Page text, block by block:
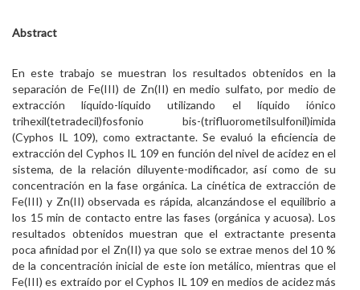
Abstract
En este trabajo se muestran los resultados obtenidos en la
separación de Fe(III) de Zn(II) en medio sulfato, por medio de
extracción líquido-líquido utilizando el líquido iónico
trihexil(tetradecil)fosfonio bis-(trifluorometilsulfonil)imida
(Cyphos IL 109), como extractante. Se evaluó la eficiencia de
extracción del Cyphos IL 109 en función del nivel de acidez en el
sistema, de la relación diluyente-modificador, así como de su
concentración en la fase orgánica. La cinética de extracción de
Fe(III) y Zn(II) observada es rápida, alcanzándose el equilibrio a
los 15 min de contacto entre las fases (orgánica y acuosa). Los
resultados obtenidos muestran que el extractante presenta
poca afinidad por el Zn(II) ya que solo se extrae menos del 10 %
de la concentración inicial de este ion metálico, mientras que el
Fe(III) es extraído por el Cyphos IL 109 en medios de acidez más